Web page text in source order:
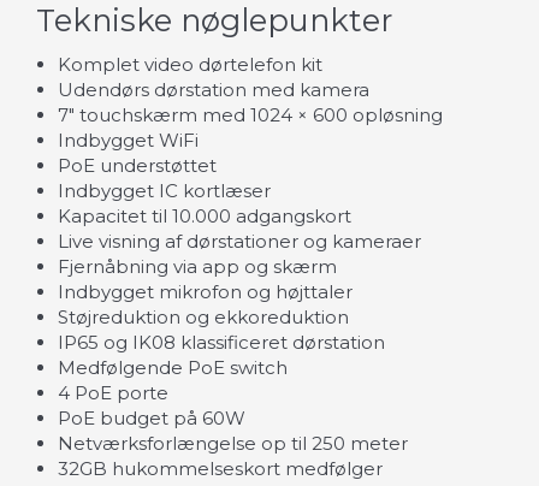
Tekniske nøglepunkter
Komplet video dørtelefon kit
Udendørs dørstation med kamera
7" touchskærm med 1024 × 600 opløsning
Indbygget WiFi
PoE understøttet
Indbygget IC kortlæser
Kapacitet til 10.000 adgangskort
Live visning af dørstationer og kameraer
Fjernåbning via app og skærm
Indbygget mikrofon og højttaler
Støjreduktion og ekkoreduktion
IP65 og IK08 klassificeret dørstation
Medfølgende PoE switch
4 PoE porte
PoE budget på 60W
Netværksforlængelse op til 250 meter
32GB hukommelseskort medfølger